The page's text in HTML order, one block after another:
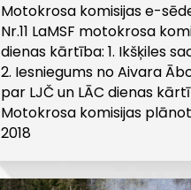
Motokrosa komisijas e-
Nr.11 LaMSF motokrosa
dienas kārtība: 1. Ikšķiles
2. Iesniegums no Aivara
par LJČ un LĀC dienas
Motokrosa komisijas
2018